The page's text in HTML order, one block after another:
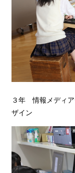
３年 情報メディ
ザイン